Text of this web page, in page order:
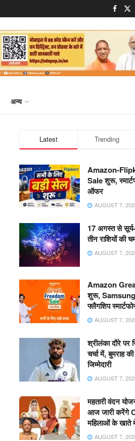
अन्य
Latest Trending
Amazon-
Sale शुरू,
ऑफर
AUGUST 7,
17 अगस्त से
तीन राशियों की
AUGUST 7,
Amazon
शुरू,
फ्लैगशिप
AUGUST 7,
श्रीलंका दौरे पर
चर्चा में, बुमराह
जिम्मेदारी
AUGUST 7,
महतारी वंदन
आज जारी करेंगे
महिलाओं के खाते
AUGUST 7,